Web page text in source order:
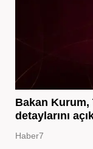
Bakan Kurum,
detaylarını
Haber7